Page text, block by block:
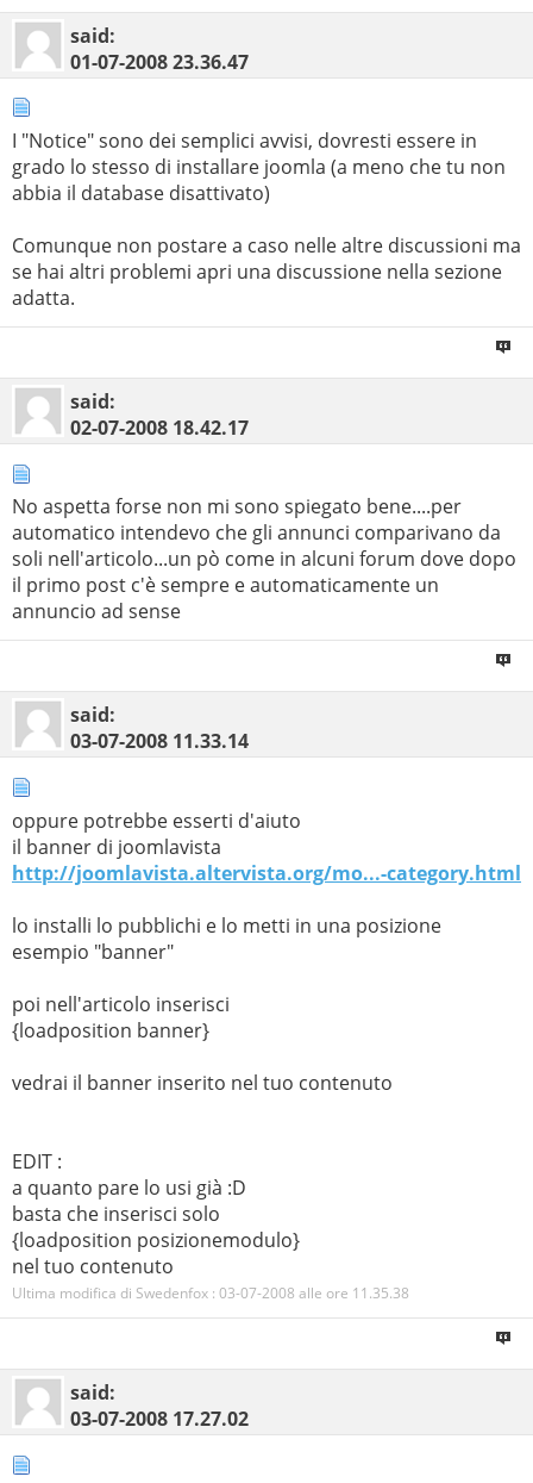
said:
01-07-200823.36.47
I "Notice" sono dei semplici avvisi, dovresti essere in
grado lo stesso di installare joomla (a meno che tu non
abbia il database disattivato)
Comunque non postare a caso nelle altre discussioni ma
se hai altri problemi apri una discussione nella sezione
adatta.
said:
02-07-2008 18.42.17
No aspetta forse non mi sono spiegato bene....per
automatico intendevo che gli annunci comparivano da
soli nell'articolo...un pò come in alcuni forum dove dopo
il primo post c'è sempre e automaticamente un
annuncio ad sense
said:
03-07-2008 11.33.14
oppure potrebbe esserti d'aiuto
il banner di joomlavista
http://joomlavista.altervista.org/mo...-category.html
lo installi lo pubblichi e lo metti in una posizione
esempio "banner"
poi nell'articolo inserisci
{loadposition banner}
vedrai il banner inserito nel tuo contenuto
EDIT :
a quanto pare lo usi già :D
basta che inserisci solo
{loadposition posizionemodulo}
nel tuo contenuto
Ultima modifica di Swedenfox : 03-07-2008 alle ore 11.35.38
said:
03-07-2008 17.27.02